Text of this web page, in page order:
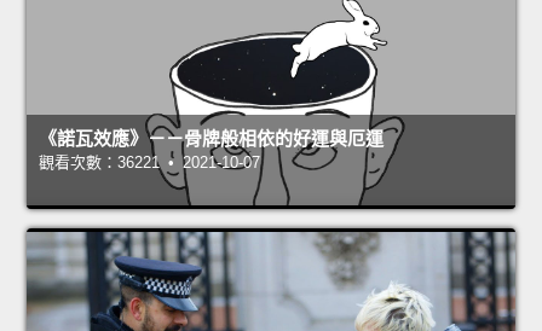
《諾瓦效應》－－骨牌般相依的好運與厄運
觀看次數：36221 • 2021-10-07